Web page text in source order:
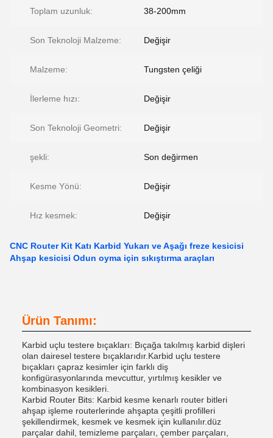
Toplam uzunluk: 38-200mm
Son Teknoloji Malzeme: Değişir
Malzeme: Tungsten çeliği
İlerleme hızı: Değişir
Son Teknoloji Geometri: Değişir
şekli: Son değirmen
Kesme Yönü: Değişir
Hız kesmek: Değişir
CNC Router Kit Katı Karbid Yukarı ve Aşağı freze kesicisi
Ahşap kesicisi Odun oyma için sıkıştırma araçları
Ürün Tanımı:
Karbid uçlu testere bıçakları: Bıçağa takılmış karbid dişleri
olan dairesel testere bıçaklarıdır.Karbid uçlu testere
bıçakları çapraz kesimler için farklı diş
konfigürasyonlarında mevcuttur, yırtılmış kesikler ve
kombinasyon kesikleri.
Karbid Router Bits: Karbid kesme kenarlı router bitleri
ahşap işleme routerlerinde ahşapta çeşitli profilleri
şekillendirmek, kesmek ve kesmek için kullanılır.düz
parçalar dahil, temizleme parçaları, çember parçaları,